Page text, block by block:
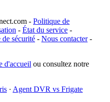
- Politique de
- État du service -
sécurité - Nous contacter-
d'accueil ou consultez notre
· Agent DVR vs Frigate